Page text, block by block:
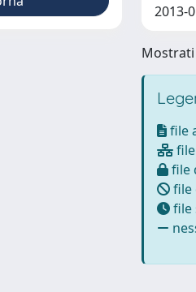
2013-
Mostrati
file
file
file
file